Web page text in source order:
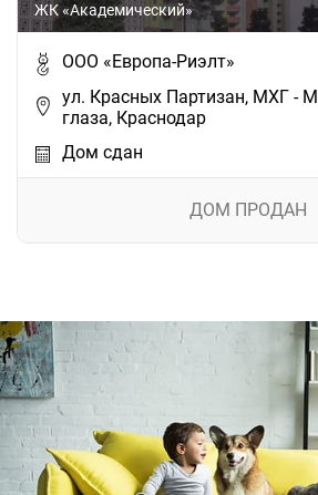
ЖК «Академический»
ООО «Европа-Риэлт»
ул. Красных Партизан, МХГ -
глаза, Краснодар
Дом сдан
ДОМ ПРОДАН